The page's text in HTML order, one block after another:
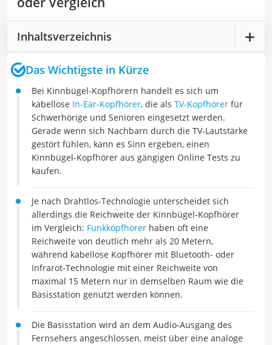
Inhaltsverzeichnis
Das Wichtigste in Kürze
Bei Kinnbügel-Kopfhörern handelt es sich um
kabellose In-Ear-Kopfhörer, die als TV-Kopfhörer für
Schwerhörige und Senioren eingesetzt werden.
Gerade wenn sich Nachbarn durch die TV-Lautstärke
gestört fühlen, kann es Sinn ergeben, einen
Kinnbügel-Kopfhörer aus gängigen Online Tests zu
kaufen.
Je nach Drahtlos-Technologie unterscheidet sich
allerdings die Reichweite der Kinnbügel-Kopfhörer
im Vergleich: Funkkopfhörer haben oft eine
Reichweite von deutlich mehr als 20 Metern,
während kabellose Kopfhörer mit Bluetooth- oder
Infrarot-Technologie mit einer Reichweite von
maximal 15 Metern nur in demselben Raum wie die
Basisstation genutzt werden können.
Die Basisstation wird an dem Audio-Ausgang des
Fernsehers angeschlossen, meist über eine analoge